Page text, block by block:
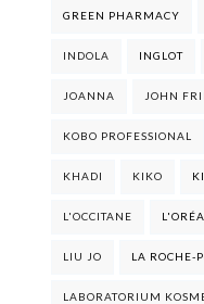
GREEN PHARMACY
INDOLA INGLOT
JOANNA JOHN
KOBO PROFESSIONAL
KHADI KIKO
L'OCCITANE
LIU JO LA ROCHE-
LABORATORIUM